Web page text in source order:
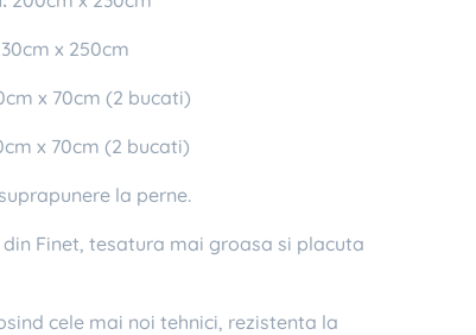
x 250cm
x 70cm (2 bucati)
x 70cm (2 bucati)
la perne.
Finet, tesatura mai groasa si placuta
cele mai noi tehnici, rezistenta la